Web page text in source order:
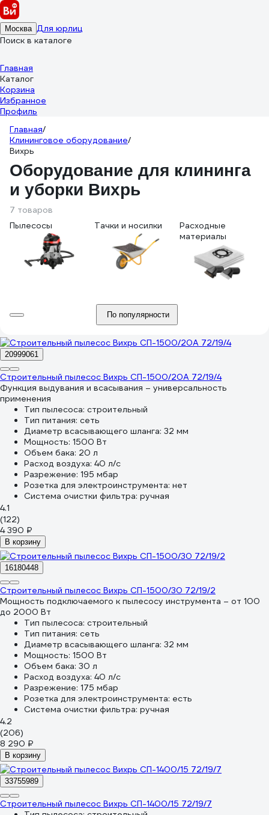
Москва Для юрлиц
Поиск в каталоге
Главная
Каталог
Корзина
Избранное
Профиль
Главная/
Клининговое оборудование/
Вихрь
Оборудование для клининга
и уборки Вихрь
7 товаров
Пылесосы
Тачки и носилки
Расходные
материалы
По популярности
20999061
Строительный пылесос Вихрь СП-1500/20А 72/19/4
Функция выдувания и всасывания – универсальность
применения
Тип пылесоса: строительный
Тип питания: сеть
Диаметр всасывающего шланга: 32 мм
Мощность: 1500 Вт
Объем бака: 20 л
Расход воздуха: 40 л/с
Разрежение: 195 мбар
Розетка для электроинструмента: нет
Система очистки фильтра: ручная
4.1
(122)
4 390 ₽
В корзину
16180448
Строительный пылесос Вихрь СП-1500/30 72/19/2
Мощность подключаемого к пылесосу инструмента – от 100
до 2000 Вт
Тип пылесоса: строительный
Тип питания: сеть
Диаметр всасывающего шланга: 32 мм
Мощность: 1500 Вт
Объем бака: 30 л
Расход воздуха: 40 л/с
Разрежение: 175 мбар
Розетка для электроинструмента: есть
Система очистки фильтра: ручная
4.2
(206)
8 290 ₽
В корзину
33755989
Строительный пылесос Вихрь СП-1400/15 72/19/7